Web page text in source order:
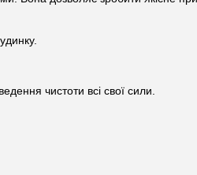
чистоти всі свої сили.